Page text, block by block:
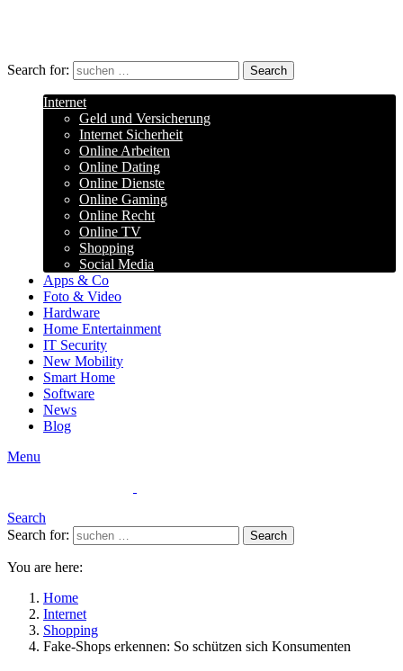
Search for: Search
Internet
Geld und Versicherung
Internet Sicherheit
Online Arbeiten
Online Dating
Online Dienste
Online Gaming
Online Recht
Online TV
Shopping
Social Media
Apps & Co
Foto & Video
Hardware
Home Entertainment
IT Security
New Mobility
Smart Home
Software
News
Blog
Menu
Search
Search for:
Search
You are here:
Home
Internet
Shopping
Fake-Shops erkennen: So schützen sich Konsumenten